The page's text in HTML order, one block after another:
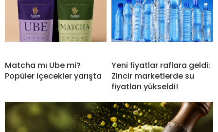
Matcha mı Ube mi?
Popüler içecekler yarışta
Yeni fiyatlar raflara geldi:
Zincir marketlerde su
fiyatları yükseldi!